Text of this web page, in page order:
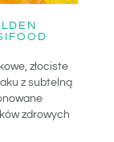
złociste
z subtelną
zdrowych